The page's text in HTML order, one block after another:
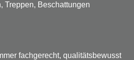
Treppen, Beschattungen
fachgerecht, qualitätsbewusst